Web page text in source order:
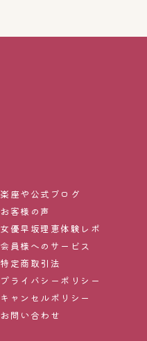
楽座や公式ブログ
お客様の声
女優早坂理恵体験レポ
会員様へのサービス
特定商取引法
プライバシーポリシー
キャンセルポリシー
お問い合わせ